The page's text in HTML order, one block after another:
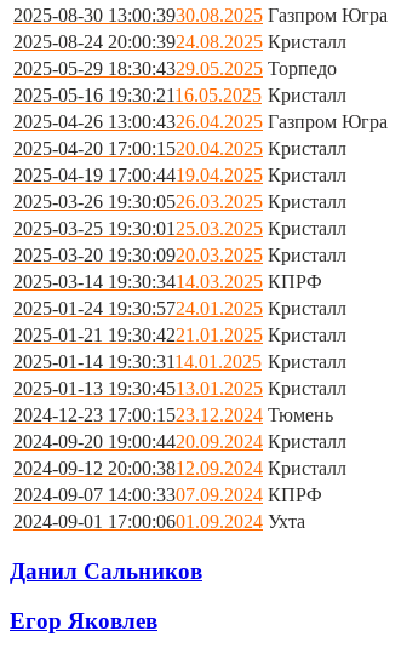
2025-08-30 13:00:3930.08.2025 Газпром Югра
2025-08-24 20:00:3924.08.2025 Кристалл
2025-05-29 18:30:4329.05.2025 Торпедо
2025-05-16 19:30:2116.05.2025 Кристалл
2025-04-26 13:00:4326.04.2025 Газпром Югра
2025-04-20 17:00:1520.04.2025 Кристалл
2025-04-19 17:00:4419.04.2025 Кристалл
2025-03-26 19:30:0526.03.2025 Кристалл
2025-03-25 19:30:01 25.03.2025 Кристалл
2025-03-20 19:30:0920.03.2025 Кристалл
2025-03-14 19:30:3414.03.2025 КПРФ
2025-01-24 19:30:5724.01.2025 Кристалл
2025-01-21 19:30:4221.01.2025 Кристалл
2025-01-14 19:30:3114.01.2025 Кристалл
2025-01-13 19:30:4513.01.2025 Кристалл
2024-12-23 17:00:1523.12.2024 Тюмень
2024-09-20 19:00:4420.09.2024 Кристалл
2024-09-12 20:00:3812.09.2024 Кристалл
2024-09-07 14:00:3307.09.2024 КПРФ
2024-09-01 17:00:0601.09.2024 Ухта
Данил Сальников
Егор Яковлев